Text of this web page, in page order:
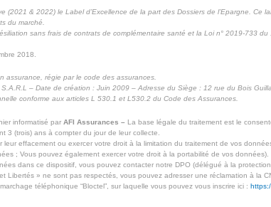
(2021 & 2022) le Label d’Excellence de la part des Dossiers de l’Epargne.
du marché.
sans frais de contrats de complémentaire santé et la Loi n° 2019-733
2018.
assurance, régie par le code des assurances.
– Date de création : Juin 2009 – Adresse du Siège : 12 rue du Bois
conforme aux articles L 530.1 et L530.2 du Code des Assurances.
informatisé par AFI Assurances – La base légale du traitement est le
3 (trois) ans à compter du jour de leur collecte.
effacement ou exercer votre droit à la limitation du traitement de vos
; Vous pouvez également exercer votre droit à la portabilité de vos données).
dans ce dispositif, vous pouvez contacter notre DPO (délégué à la
» ne sont pas respectés, vous pouvez adresser une réclamation à la
téléphonique “Bloctel”, sur laquelle vous pouvez vous inscrire ici :